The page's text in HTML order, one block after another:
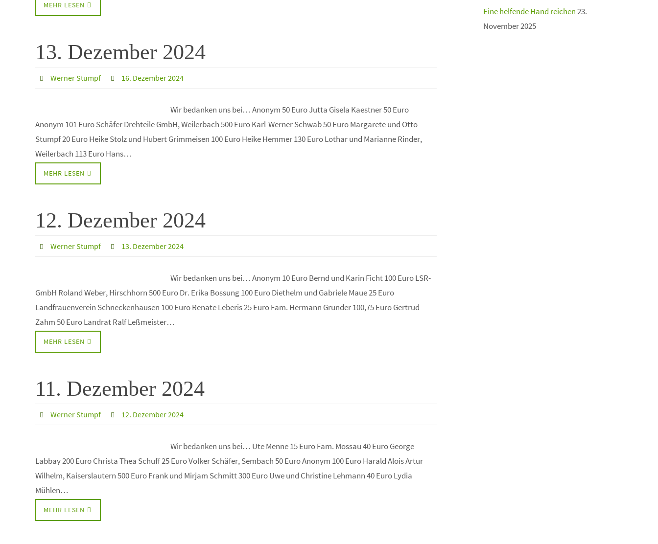
MEHR LESEN
13. Dezember 2024
Werner Stumpf 16. Dezember 2024
Wir bedanken uns bei… Anonym 50 Euro Jutta Gisela Kaestner 50 Euro
Anonym 101 Euro Schäfer Drehteile GmbH, Weilerbach 500 Euro Karl-Werner Schwab 50 Euro Margarete und Otto
Stumpf 20 Euro Heike Stolz und Hubert Grimmeisen 100 Euro Heike Hemmer 130 Euro Lothar und Marianne Rinder,
Weilerbach 113 Euro Hans…
MEHR LESEN
12. Dezember 2024
Werner Stumpf 13. Dezember 2024
Wir bedanken uns bei… Anonym 10 Euro Bernd und Karin Ficht 100 Euro LSR-
GmbH Roland Weber, Hirschhorn 500 Euro Dr. Erika Bossung 100 Euro Diethelm und Gabriele Maue 25 Euro
Landfrauenverein Schneckenhausen 100 Euro Renate Leberis 25 Euro Fam. Hermann Grunder 100,75 Euro Gertrud
Zahm 50 Euro Landrat Ralf Leßmeister…
MEHR LESEN
11. Dezember 2024
Werner Stumpf 12. Dezember 2024
Wir bedanken uns bei… Ute Menne 15 Euro Fam. Mossau 40 Euro George
Labbay 200 Euro Christa Thea Schuff 25 Euro Volker Schäfer, Sembach 50 Euro Anonym 100 Euro Harald Alois Artur
Wilhelm, Kaiserslautern 500 Euro Frank und Mirjam Schmitt 300 Euro Uwe und Christine Lehmann 40 Euro Lydia
Mühlen…
MEHR LESEN
Eine helfende Hand reichen23.
November 2025